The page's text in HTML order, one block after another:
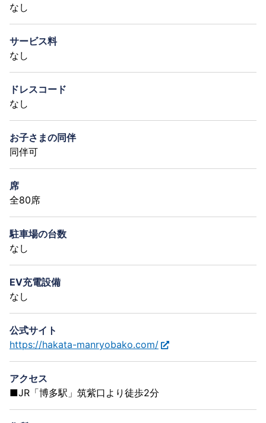
なし
サービス料
なし
ドレスコード
なし
お子さまの同伴
同伴可
席
全80席
駐車場の台数
なし
EV充電設備
なし
公式サイト
https://hakata-manryobako.com/
アクセス
■JR「博多駅」筑紫口より徒歩2分